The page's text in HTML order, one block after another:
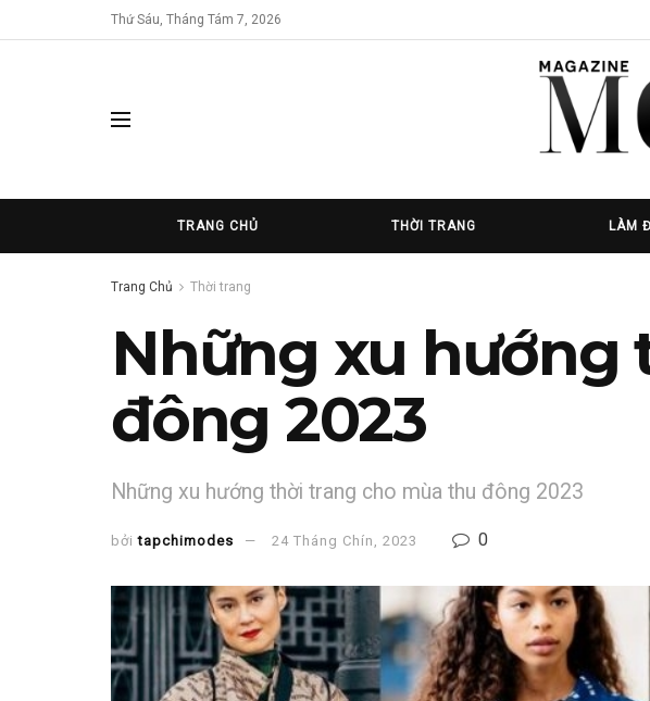
Thứ Sáu, Tháng Tám 7, 2026
TRANG CHỦ THỜI TRANG LÀM
Trang Chủ Thời trang
Những xu hướng
đông 2023
Những xu hướng thời trang cho mùa thu đông 2023
bởi tapchimodes 24 Tháng Chín, 2023 0